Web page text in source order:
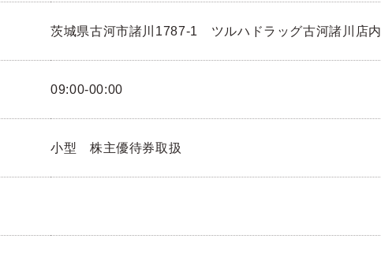
茨城県古河市諸川1787-1 ツルハドラッグ古河諸川店内
09:00-00:00
小型 株主優待券取扱